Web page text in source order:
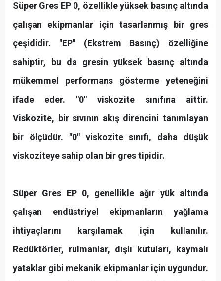
Süper Gres EP 0, özellikle yüksek basınç altında
çalışan ekipmanlar için tasarlanmış bir gres
çeşididir. "EP" (Ekstrem Basınç) özelliğine
sahiptir, bu da gresin yüksek basınç altında
mükemmel performans gösterme yeteneğini
ifade eder. "0" viskozite sınıfına aittir.
Viskozite, bir sıvının akış direncini tanımlayan
bir ölçüdür. "0" viskozite sınıfı, daha düşük
viskoziteye sahip olan bir gres tipidir.
Süper Gres EP 0, genellikle ağır yük altında
çalışan endüstriyel ekipmanların yağlama
ihtiyaçlarını karşılamak için kullanılır.
Redüktörler, rulmanlar, dişli kutuları, kaymalı
yataklar gibi mekanik ekipmanlar için uygundur.